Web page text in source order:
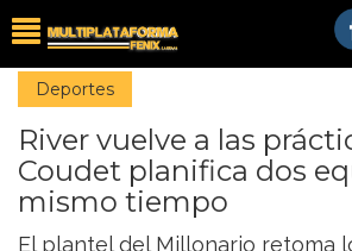
Deportes
River vuelve a las
Coudet planifica dos
mismo tiempo
El plantel del Millonario retoma